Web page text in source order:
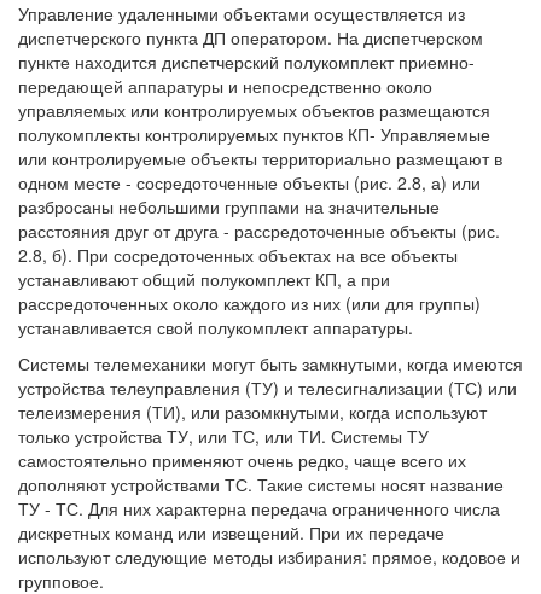
Управление удаленными объектами осуществляется из
диспетчерского пункта ДП оператором. На диспетчерском
пункте находится диспетчерский полукомплект приемно-
передающей аппаратуры и непосредственно около
управляемых или контролируемых объектов размещаются
полукомплекты контролируемых пунктов КП- Управляемые
или контролируемые объекты территориально размещают в
одном месте - сосредоточенные объекты (рис. 2.8, а) или
разбросаны небольшими группами на значительные
расстояния друг от друга - рассредоточенные объекты (рис.
2.8, б). При сосредоточенных объектах на все объекты
устанавливают общий полукомплект КП, а при
рассредоточенных около каждого из них (или для группы)
устанавливается свой полукомплект аппаратуры.
Системы телемеханики могут быть замкнутыми, когда имеются
устройства телеуправления (ТУ) и телесигнализации (ТС) или
телеизмерения (ТИ), или разомкнутыми, когда используют
только устройства ТУ, или ТС, или ТИ. Системы ТУ
самостоятельно применяют очень редко, чаще всего их
дополняют устройствами ТС. Такие системы носят название
ТУ - ТС. Для них характерна передача ограниченного числа
дискретных команд или извещений. При их передаче
используют следующие методы избирания: прямое, кодовое и
групповое.